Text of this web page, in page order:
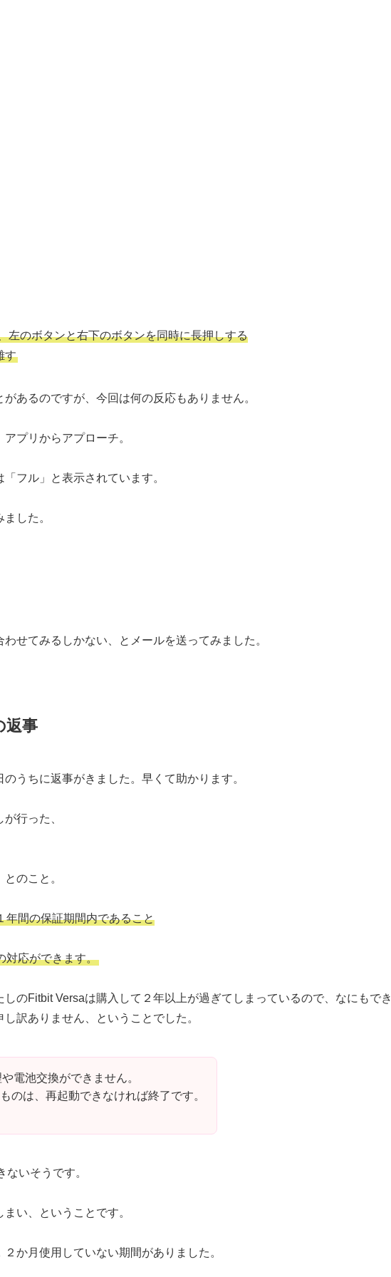
左のボタンと右下のボタンを同時に長押しする
す
あるのですが、今回は何の反応もありません。
プリからアプローチ。
フル」と表示されています。
した。
せてみるしかない、とメールを送ってみました。
返事
うちに返事がきました。早くて助かります。
行った、
のこと。
年間の保証期間内であること
対応ができます。
のFitbit Versaは購入して２年以上が過ぎてしまっているので、なにもでき
訳ありません、ということでした。
電池交換ができません。
のは、再起動できなければ終了です。
いそうです。
い、ということです。
か月使用していない期間がありました。